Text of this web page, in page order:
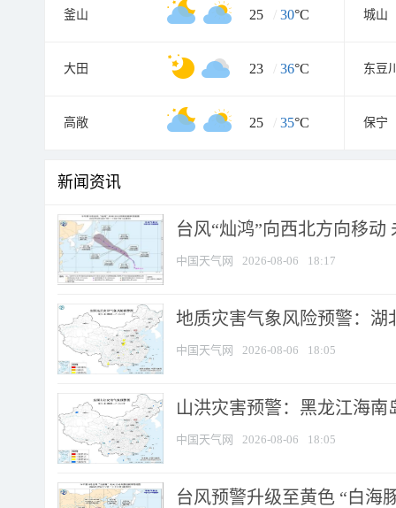
釜山 25 / 30°C 城山
大田 23 / 36°C 东豆
高敞 25 / 35°C 保宁
新闻资讯
台风“灿鸿”向西北方向移动
中国天气网 2026-08-06 18:17
地质灾害气象风险预警：湖
中国天气网 2026-08-06 18:05
山洪灾害预警：黑龙江海
中国天气网 2026-08-06 18:05
台风预警升级至黄色 “白海